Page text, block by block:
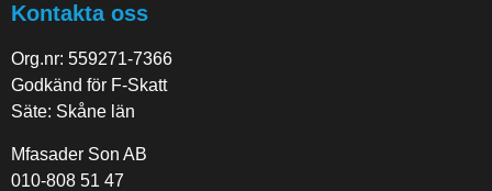
Kontakta oss
Org.nr: 559271-7366
Godkänd för F-Skatt
Säte: Skåne län
Mfasader Son AB
010-808 51 47